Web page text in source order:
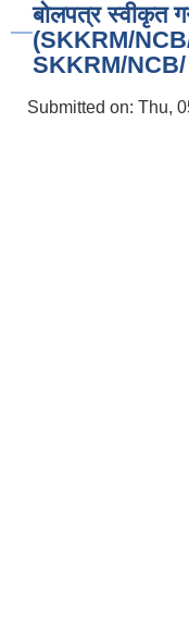
बाेलपत्र स्वीकृत
(SKKRM/
SKKRM/
Submitted on: Thu,